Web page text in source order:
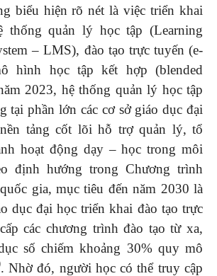
biểu hiện rõ nét là việc triển khai
thống quản lý học tập (Learning
– LMS), đào tạo trực tuyến (e-
hình học tập kết hợp (blended
2023, hệ thống quản lý học tập
tại phần lớn các cơ sở giáo dục đại
tảng cốt lõi hỗ trợ quản lý, tổ
hoạt động dạy – học trong môi
định hướng trong Chương trình
gia, mục tiêu đến năm 2030 là
dục đại học triển khai đào tạo trực
các chương trình đào tạo từ xa,
số chiếm khoảng 30% quy mô
. Nhờ đó, người học có thể truy cập